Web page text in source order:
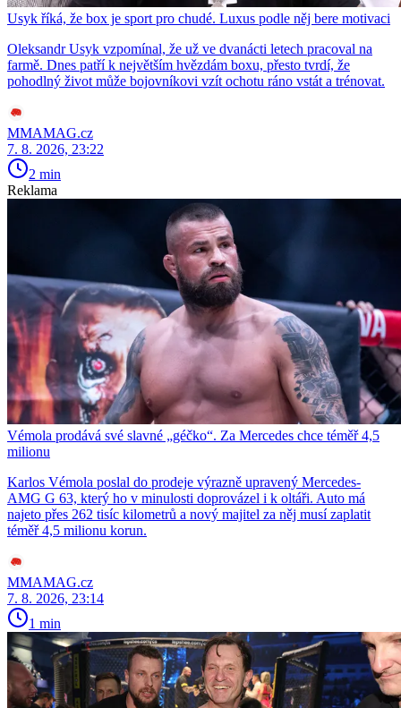
Usyk říká, že box je sport pro chudé. Luxus podle něj bere motivaci
Oleksandr Usyk vzpomínal, že už ve dvanácti letech pracoval na
farmě. Dnes patří k největším hvězdám boxu, přesto tvrdí, že
pohodlný život může bojovníkovi vzít ochotu ráno vstát a trénovat.
MMAMAG.cz
7. 8. 2026, 23:22
2 min
Reklama
Vémola prodává své slavné „géčko“. Za Mercedes chce téměř 4,5
milionu
Karlos Vémola poslal do prodeje výrazně upravený Mercedes-
AMG G 63, který ho v minulosti doprovázel i k oltáři. Auto má
najeto přes 262 tisíc kilometrů a nový majitel za něj musí zaplatit
téměř 4,5 milionu korun.
MMAMAG.cz
7. 8. 2026, 23:14
1 min